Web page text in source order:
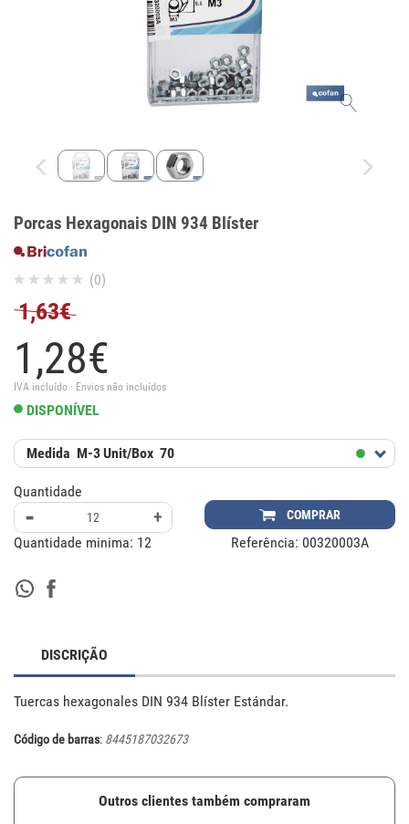
Porcas Hexagonais DIN 934 Blíster
(0)
1,63€
1,28€
IVA incluído · Envios não incluídos
DISPONÍVEL
Medida M-3Unit/Box 70
Quantidade
- + COMPRAR
Quantidade minima: 12 Referência: 00320003A
DISCRIÇÃO
Tuercas hexagonales DIN 934 Blíster Estándar.
Código de barras: 8445187032673
Outros clientes também compraram